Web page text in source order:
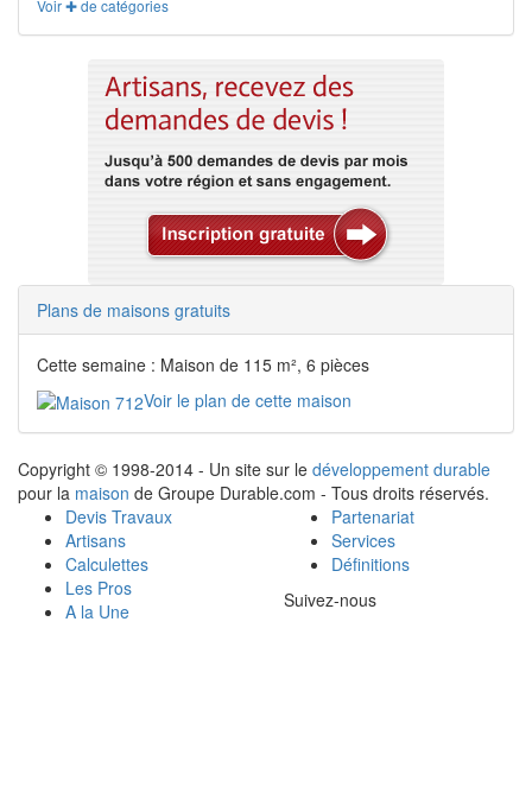
Voir ✚ de catégories
Plans de maisons gratuits
Cette semaine : Maison de 115 m², 6 pièces
Voir le plan de cette maison
Copyright © 1998-2014 - Un site sur le développement durable
pour la maison de Groupe Durable.com - Tous droits réservés.
Devis Travaux
Artisans
Calculettes
Les Pros
A la Une
Partenariat
Services
Définitions
Suivez-nous